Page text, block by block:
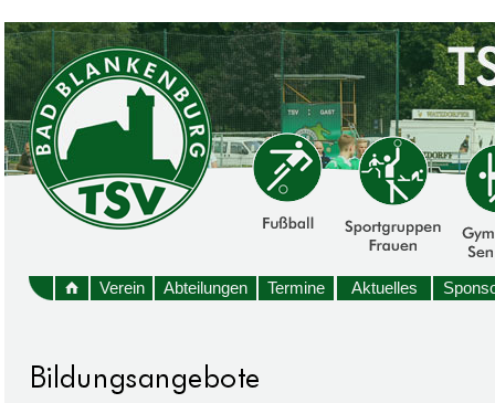
Verein Abteilungen Termine Aktuelles